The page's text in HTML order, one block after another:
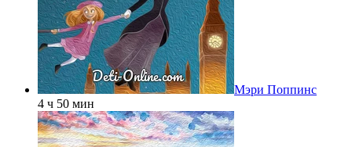
Мэри Поппинс
4 ч 50 мин